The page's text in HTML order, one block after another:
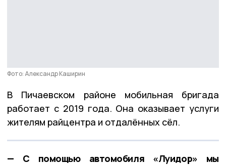
Фото: Александр Каширин
В Пичаевском районе мобильная бригада
работает с 2019 года. Она оказывает услуги
жителям райцентра и отдалённых сёл.
— С помощью автомобиля «Луидор» мы